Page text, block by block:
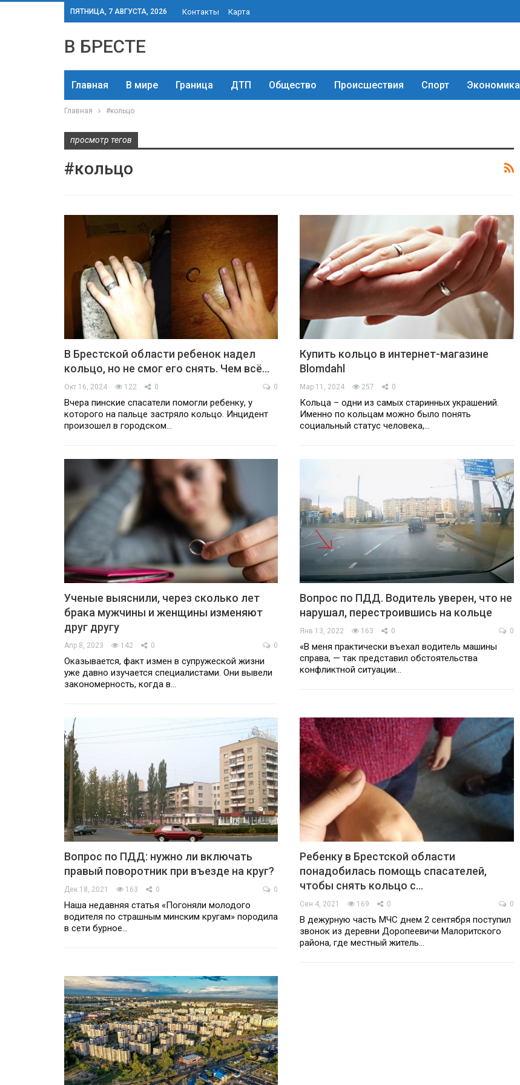
ПЯТНИЦА, 7 АВГУСТА, 2026 Контакты Карта
В БРЕСТЕ
Главная В мире Граница ДТП Общество Происшествия Спорт Экономика
Главная #кольцо
просмотр тегов
#кольцо
В Брестской области ребенок надел
кольцо, но не смог его снять. Чем всё…
Окт 16, 2024 122 0 0
Вчера пинские спасатели помогли ребенку, у
которого на пальце застряло кольцо. Инцидент
произошел в городском…
Купить кольцо в интернет-магазине
Blomdahl
Мар 11, 2024 257 0
Кольца – одни из самых старинных украшений.
Именно по кольцам можно было понять
социальный статус человека,…
Ученые выяснили, через сколько лет
брака мужчины и женщины изменяют
друг другу
Апр 8, 2023 142 0 0
Оказывается, факт измен в супружеской жизни
уже давно изучается специалистами. Они вывели
закономерность, когда в…
Вопрос по ПДД. Водитель уверен, что не
нарушал, перестроившись на кольце
Янв 13, 2022 163 0 0
«В меня практически въехал водитель машины
справа, — так представил обстоятельства
конфликтной ситуации…
Вопрос по ПДД: нужно ли включать
правый поворотник при въезде на круг?
Дек 18, 2021 163 0 0
Наша недавняя статья «Погоняли молодого
водителя по страшным минским кругам» породила
в сети бурное…
Ребенку в Брестской области
понадобилась помощь спасателей,
чтобы снять кольцо с…
Сен 4, 2021 169 0 0
В дежурную часть МЧС днем 2 сентября поступил
звонок из деревни Доропеевичи Малоритского
района, где местный житель…